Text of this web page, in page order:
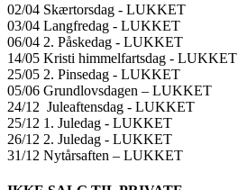
02/04 Skærtorsdag ​​- LUKKET
03/04 Langfredag ​​- LUKKET
06/04 2. Påskedag ​​- LUKKET
14/05 Kristi himmelfartsdag ​​- LUKKET
25/05 2. Pinsedag ​​- LUKKET
05/06 Grundlovsdagen – LUKKET
24/12 Juleaftensdag ​​- LUKKET
25/12 1. Juledag ​​- LUKKET
26/12 2. Juledag ​​- LUKKET
31/12 Nytårsaften – LUKKET